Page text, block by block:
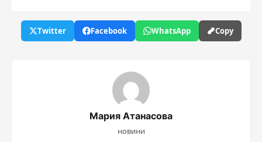
Twitter Facebook WhatsApp Copy
Мария Атанасова
новини